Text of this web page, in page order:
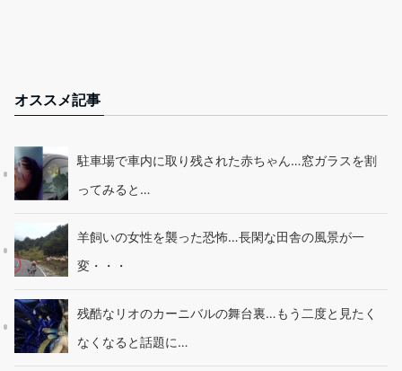
オススメ記事
駐車場で車内に取り残された赤ちゃん…窓ガラスを割
ってみると…
羊飼いの女性を襲った恐怖…長閑な田舎の風景が一
変・・・
残酷なリオのカーニバルの舞台裏…もう二度と見たく
なくなると話題に…